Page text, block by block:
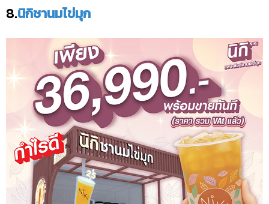
8.นิกิชานมไข่มุก